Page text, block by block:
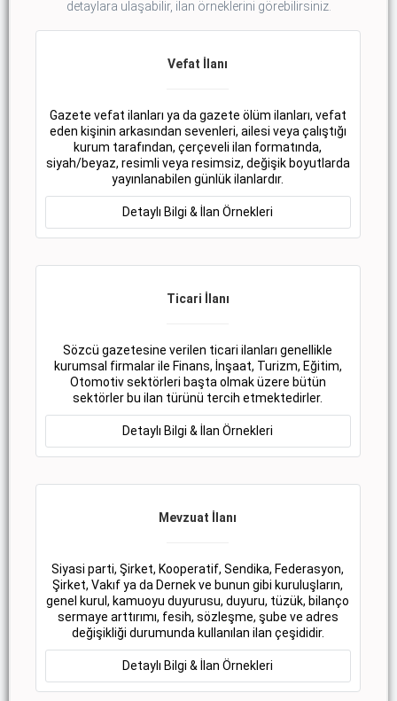
detaylara ulaşabilir, ilan örneklerini görebilirsiniz.
Vefat İlanı
Gazete vefat ilanları ya da gazete ölüm ilanları, vefat
eden kişinin arkasından sevenleri, ailesi veya çalıştığı
kurum tarafından, çerçeveli ilan formatında,
siyah/beyaz, resimli veya resimsiz, değişik boyutlarda
yayınlanabilen günlük ilanlardır.
Detaylı Bilgi & İlan Örnekleri
Ticari İlanı
Sözcü gazetesine verilen ticari ilanları genellikle
kurumsal firmalar ile Finans, İnşaat, Turizm, Eğitim,
Otomotiv sektörleri başta olmak üzere bütün
sektörler bu ilan türünü tercih etmektedirler.
Detaylı Bilgi & İlan Örnekleri
Mevzuat İlanı
Siyasi parti, Şirket, Kooperatif, Sendika, Federasyon,
Şirket, Vakıf ya da Dernek ve bunun gibi kuruluşların,
genel kurul, kamuoyu duyurusu, duyuru, tüzük, bilanço
sermaye arttırımı, fesih, sözleşme, şube ve adres
değişikliği durumunda kullanılan ilan çeşididir.
Detaylı Bilgi & İlan Örnekleri